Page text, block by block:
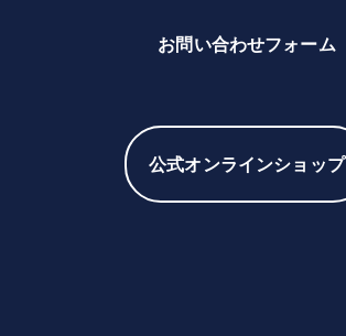
お問い合わせフォーム
公式オンラインショップ